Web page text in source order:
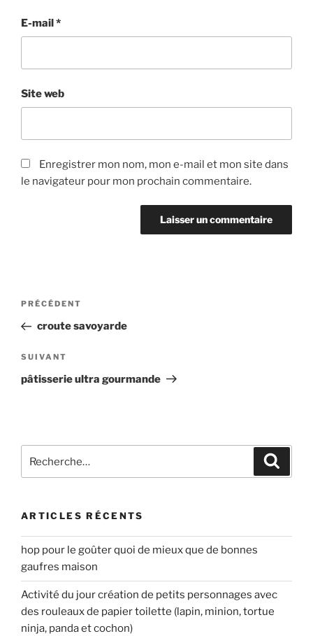
E-mail*
Site web
Enregistrer mon nom, mon e-mail et mon site dans
le navigateur pour mon prochain commentaire.
Navigation
l’article
Article
précédent
PRÉCÉDENT
croute savoyarde
Article
suivant
SUIVANT
pâtisserie ultra gourmande
pour
ARTICLES RÉCENTS
hop pour le goûter quoi de mieux que de bonnes
gaufres maison
Activité du jour création de petits personnages avec
des rouleaux de papier toilette (lapin, minion, tortue
ninja, panda et cochon)